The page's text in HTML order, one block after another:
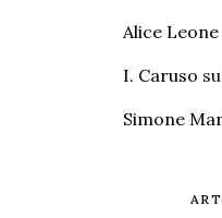
Alice Leone
I. Caruso su
Simone